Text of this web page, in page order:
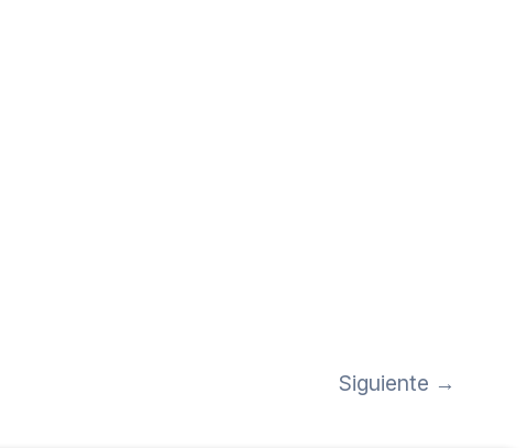
Siguiente →